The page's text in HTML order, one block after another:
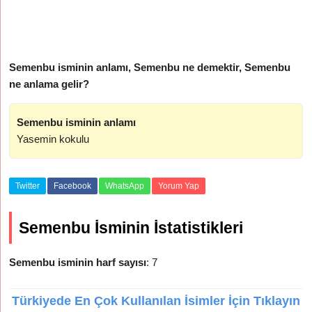
Semenbu isminin anlamı, Semenbu ne demektir, Semenbu
ne anlama gelir?
Semenbu isminin anlamı
Yasemin kokulu
Twitter Facebook WhatsApp Yorum Yap
Semenbu İsminin İstatistikleri
Semenbu isminin harf sayısı: 7
Türkiyede En Çok Kullanılan İsimler İçin Tıklayın